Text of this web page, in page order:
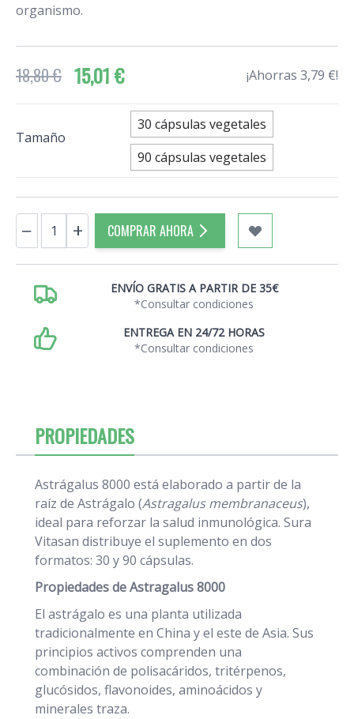
organismo.
18,80 € 15,01 € ¡Ahorras 3,79 €!
Tamaño
30 cápsulas vegetales
90 cápsulas vegetales
Cantidad
− + COMPRAR AHORA
ENVÍO GRATIS A PARTIR DE 35€
*Consultar condiciones
ENTREGA EN 24/72 HORAS
*Consultar condiciones
PROPIEDADES
Astrágalus 8000 está elaborado a partir de la
raíz de Astrágalo (Astragalus membranaceus),
ideal para reforzar la salud inmunológica. Sura
Vitasan distribuye el suplemento en dos
formatos: 30 y 90 cápsulas.
Propiedades deAstragalus 8000
El astrágalo es una planta utilizada
tradicionalmente en China y el este de Asia. Sus
principios activos comprenden una
combinación de polisacáridos, tritérpenos,
glucósidos, flavonoides, aminoácidos y
minerales traza.